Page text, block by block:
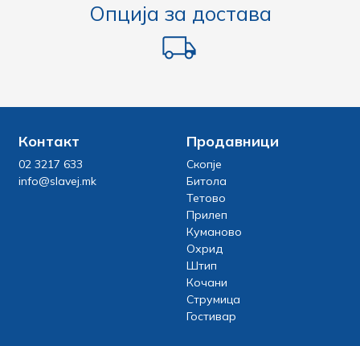
Опција за достава
Контакт
02 3217 633
info@slavej.mk
Продавници
Скопје
Битола
Тетово
Прилеп
Куманово
Охрид
Штип
Кочани
Струмица
Гостивар